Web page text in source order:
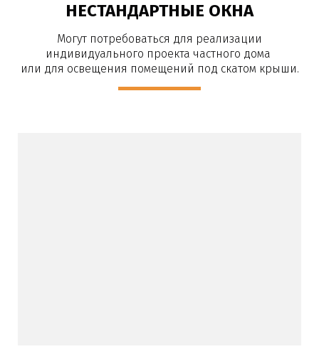
НЕСТАНДАРТНЫЕ ОКНА
Могут потребоваться для реализации
индивидуального проекта частного дома
или для освещения помещений под скатом крыши.